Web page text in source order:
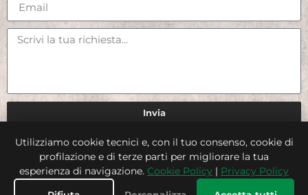
Invia
Credits
Utilizziamo cookie tecnici e, con il tuo consenso, cookie di
profilazione e di terze parti per migliorare la tua
esperienza di navigazione. Cookie Policy | Privacy Policy